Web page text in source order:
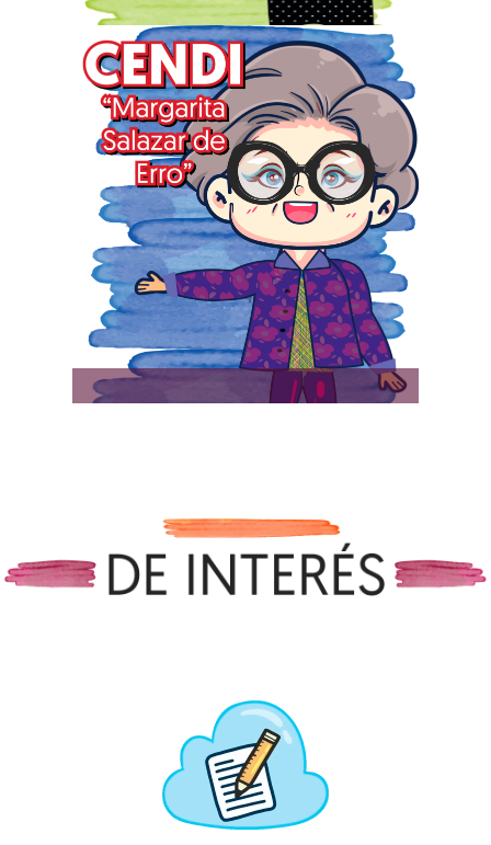
Ubicación: Prolongación Carpio
s/n Esq. Plan de San Luis. Col.
Casco de Santo Tomás,
Alcaldía Miguel Hidalgo, C.P.
11340